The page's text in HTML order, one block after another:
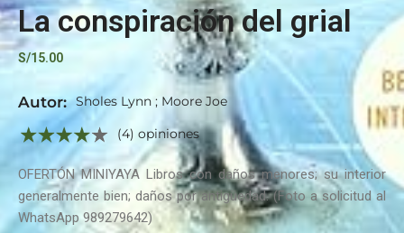
La conspiración del grial
S/15.00
Autor: Sholes Lynn ; Moore Joe
(4) opiniones
OFERTÓN MINIYAYA Libros con daños menores; su interior
generalmente bien; daños por antigüedad. (Foto a solicitud al
WhatsApp 989279642)